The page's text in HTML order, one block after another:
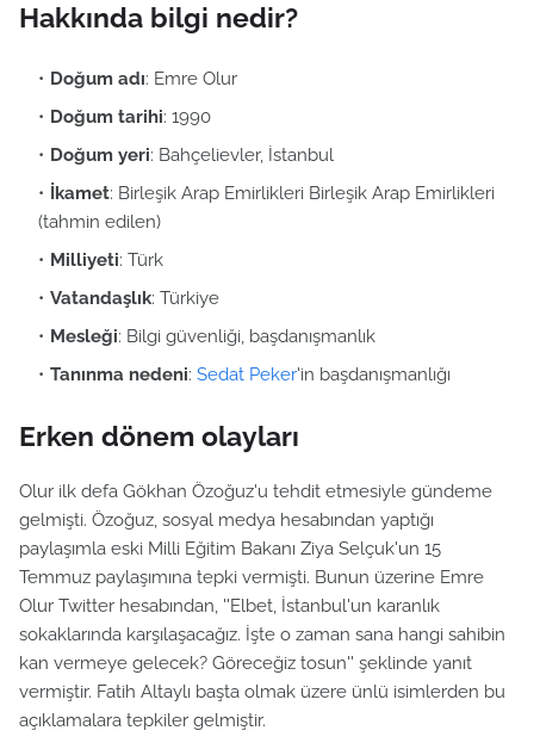
Hakkında bilgi nedir?
Doğum adı: Emre Olur
Doğum tarihi: 1990
Doğum yeri: Bahçelievler, İstanbul
İkamet: Birleşik Arap Emirlikleri Birleşik Arap Emirlikleri
(tahmin edilen)
Milliyeti: Türk
Vatandaşlık: Türkiye
Mesleği: Bilgi güvenliği, başdanışmanlık
Tanınma nedeni: Sedat Peker'in başdanışmanlığı
Erken dönem olayları
Olur ilk defa Gökhan Özoğuz'u tehdit etmesiyle gündeme
gelmişti. Özoğuz, sosyal medya hesabından yaptığı
paylaşımla eski Milli Eğitim Bakanı Ziya Selçuk'un 15
Temmuz paylaşımına tepki vermişti. Bunun üzerine Emre
Olur Twitter hesabından, ''Elbet, İstanbul'un karanlık
sokaklarında karşılaşacağız. İşte o zaman sana hangi sahibin
kan vermeye gelecek? Göreceğiz tosun'' şeklinde yanıt
vermiştir. Fatih Altaylı başta olmak üzere ünlü isimlerden bu
açıklamalara tepkiler gelmiştir.